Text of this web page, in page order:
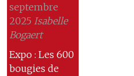
septembre
2025 Isabelle
Bogaert
Expo : Les 600
bougies de